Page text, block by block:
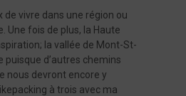
de vivre dans une région ou
Une fois de plus, la Haute
la vallée de Mont-St-
puisque d’autres chemins
nous devront encore y
à trois avec ma